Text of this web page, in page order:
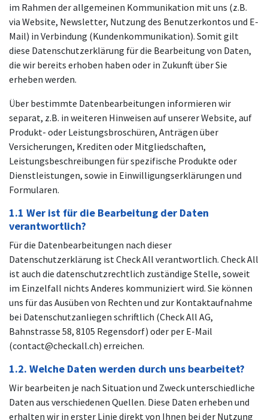
im Rahmen der allgemeinen Kommunikation mit uns (z.B.
via Website, Newsletter, Nutzung des Benutzerkontos und E-
Mail) in Verbindung (Kundenkommunikation). Somit gilt
diese Datenschutzerklärung für die Bearbeitung von Daten,
die wir bereits erhoben haben oder in Zukunft über Sie
erheben werden.
Über bestimmte Datenbearbeitungen informieren wir
separat, z.B. in weiteren Hinweisen auf unserer Website, auf
Produkt- oder Leistungsbroschüren, Anträgen über
Versicherungen, Krediten oder Mitgliedschaften,
Leistungsbeschreibungen für spezifische Produkte oder
Dienstleistungen, sowie in Einwilligungserklärungen und
Formularen.
1.1 Wer ist für die Bearbeitung der Daten
verantwortlich?
Für die Datenbearbeitungen nach dieser
Datenschutzerklärung ist Check All verantwortlich. Check All
ist auch die datenschutzrechtlich zuständige Stelle, soweit
im Einzelfall nichts Anderes kommuniziert wird. Sie können
uns für das Ausüben von Rechten und zur Kontaktaufnahme
bei Datenschutzanliegen schriftlich (Check All AG,
Bahnstrasse 58, 8105 Regensdorf) oder per E-Mail
(contact@checkall.ch) erreichen.
1.2. Welche Daten werden durch uns bearbeitet?
Wir bearbeiten je nach Situation und Zweck unterschiedliche
Daten aus verschiedenen Quellen. Diese Daten erheben und
erhalten wir in erster Linie direkt von Ihnen bei der Nutzung